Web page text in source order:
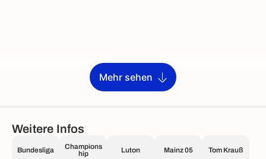
Mehr sehen
Weitere Infos
Bundesliga
Champions
hip
Luton Mainz 05 Tom Krauß